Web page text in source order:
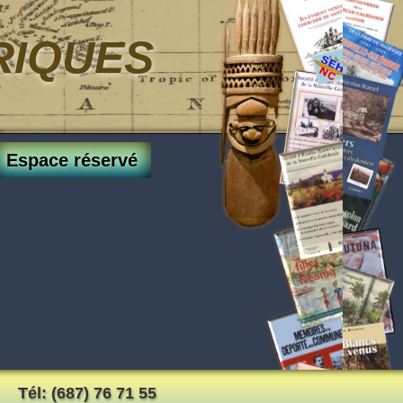
Espace réservé
Tél: (687) 76 71 55